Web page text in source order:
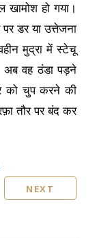
हो गया।
डर या उत्तेजना
मुद्रा में स्टेचू
अब वह ठंडा पड़ने
को चुप करने की
तौर पर बंद कर
NEXT